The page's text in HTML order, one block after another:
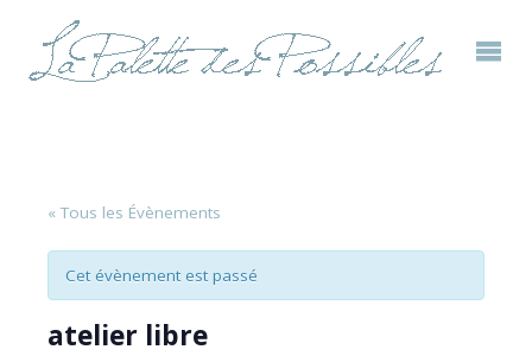
« Tous les Évènements
Cet évènement est passé
atelier libre